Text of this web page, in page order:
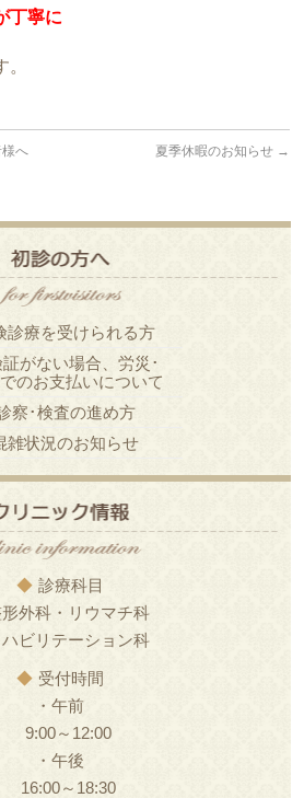
丁寧に
様へ 夏季休暇のお知らせ →
診療を受けられる方
がない場合、労災･
のお支払いについて
察･検査の進め方
雑状況のお知らせ
◆ 診療科目
形外科・リウマチ科
ハビリテーション科
◆ 受付時間
・午前
9:00～12:00
・午後
16:00～18:30